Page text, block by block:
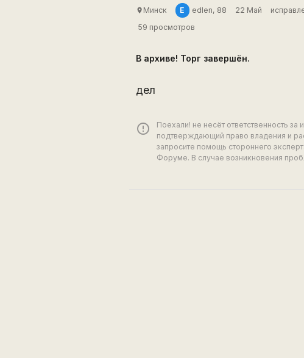
place Минск E edlen, 88 22 Май
59 просмотров
В архиве! Торг завершён.
дел
error_outline
Поехали! не несёт ответственность
подтверждающий право владения и
запросите помощь стороннего
Форуме. В случае возникновения